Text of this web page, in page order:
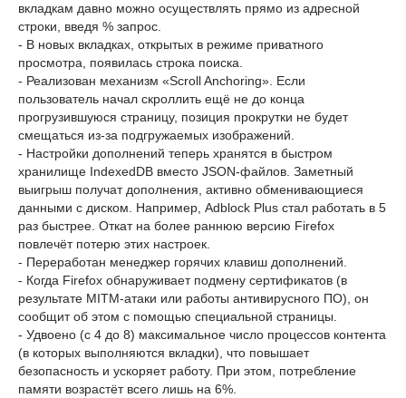
вкладкам давно можно осуществлять прямо из адресной
строки, введя % запрос.
- В новых вкладках, открытых в режиме приватного
просмотра, появилась строка поиска.
- Реализован механизм «Scroll Anchoring». Если
пользователь начал скроллить ещё не до конца
прогрузившуюся страницу, позиция прокрутки не будет
смещаться из-за подгружаемых изображений.
- Настройки дополнений теперь хранятся в быстром
хранилище IndexedDB вместо JSON-файлов. Заметный
выигрыш получат дополнения, активно обменивающиеся
данными с диском. Например, Adblock Plus стал работать в 5
раз быстрее. Откат на более раннюю версию Firefox
повлечёт потерю этих настроек.
- Переработан менеджер горячих клавиш дополнений.
- Когда Firefox обнаруживает подмену сертификатов (в
результате MITM-атаки или работы антивирусного ПО), он
сообщит об этом с помощью специальной страницы.
- Удвоено (с 4 до 8) максимальное число процессов контента
(в которых выполняются вкладки), что повышает
безопасность и ускоряет работу. При этом, потребление
памяти возрастёт всего лишь на 6%.